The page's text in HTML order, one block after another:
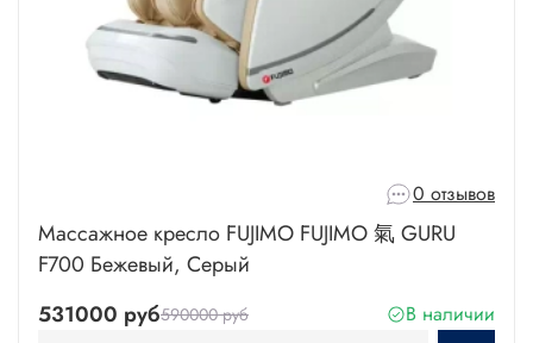
0 отзывов
Массажное кресло FUJIMO FUJIMO 氣 GURU
F700 Бежевый, Серый
531000 руб590000 руб
В наличии